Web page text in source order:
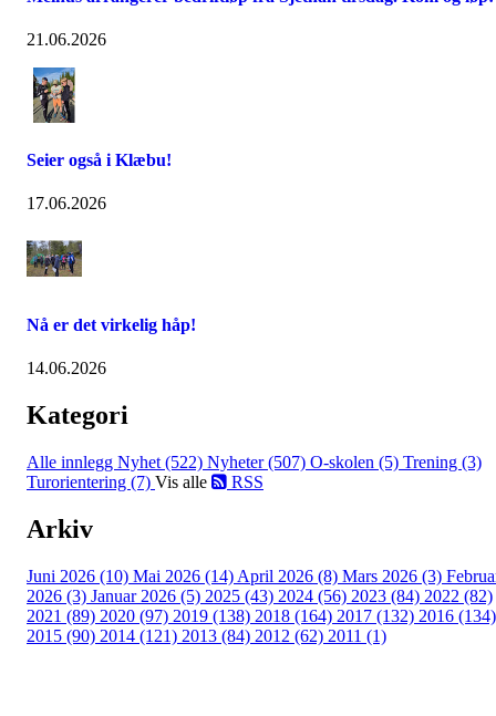
21.06.2026
Seier også i Klæbu!
17.06.2026
Nå er det virkelig håp!
14.06.2026
Kategori
Alle innlegg Nyhet (522) Nyheter (507) O-skolen (5) Trening (3)
Turorientering (7) Vis alle RSS
Arkiv
Juni 2026 (10) Mai 2026 (14) April 2026 (8) Mars 2026 (3)
2026 (3) Januar 2026 (5) 2025 (43) 2024 (56) 2023 (84) 2022 (82)
2021 (89) 2020 (97) 2019 (138) 2018 (164) 2017 (132) 2016 (134)
2015 (90) 2014 (121) 2013 (84) 2012 (62) 2011 (1)